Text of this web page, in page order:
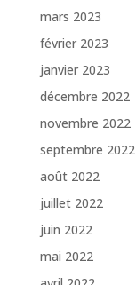
mars 2023
février 2023
janvier 2023
décembre 2022
novembre 2022
septembre 2022
août 2022
juillet 2022
juin 2022
mai 2022